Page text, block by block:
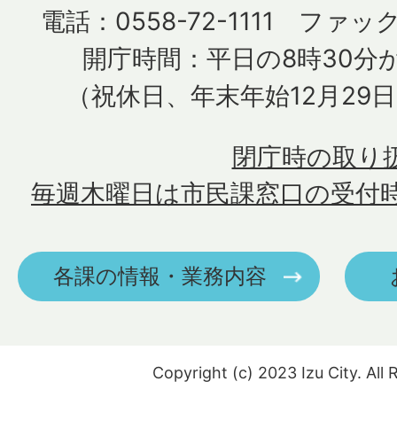
電話：0558-72-1111 ファッ
開庁時間：平日の8時30分
（祝休日、年末年始12月29
毎週木曜日は市民課窓口の受付
閉庁時の取り
各課の情報・業務内容
Copyright (c) 2023 Izu City. All